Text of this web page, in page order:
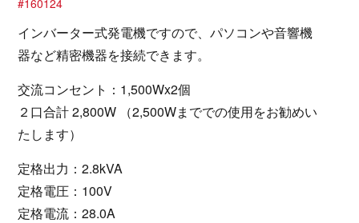
インバーター式発電機ですので、パソコンや音響機
器など精密機器を接続できます。
交流コンセント：1,500Wx2個
２口合計 2,800W （2,500Wまででの使用をお勧めい
たします）
定格出力：2.8kVA
定格電圧：100V
定格電流：28.0A